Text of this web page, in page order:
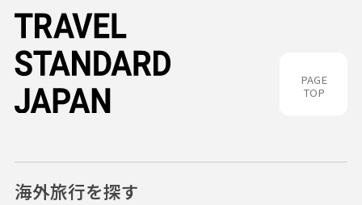
PAGE
TOP
海外旅行を探す